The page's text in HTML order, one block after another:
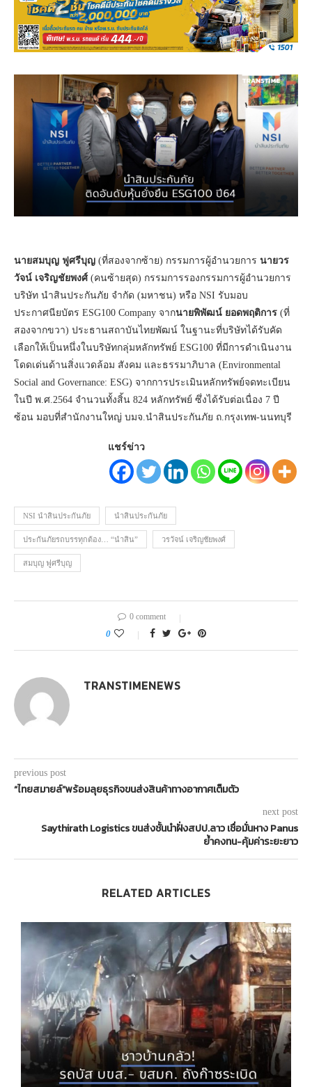
นายสมบุญ ฟูศรีบุญ (ที่สองจากซ้าย) กรรมการผู้อำนวยการ นายวร
วัจน์ เจริญชัยพงศ์(คนซ้ายสุด) กรรมการรองกรรมการผู้อำนวยการ
บริษัท นำสินประกันภัย จำกัด (มหาชน) หรือ NSI รับมอบ
ประกาศนียบัตร ESG100 Company จากนายพิพัฒน์ ยอดพฤติการ (ที่
สองจากขวา) ประธานสถาบันไทยพัฒน์ ในฐานะที่บริษัทได้รับคัด
เลือกให้เป็นหนึ่งในบริษัทกลุ่มหลักทรัพย์ ESG100 ที่มีการดำเนินงาน
โดดเด่นด้านสิ่งแวดล้อม สังคม และธรรมาภิบาล (Environmental
Social and Governance: ESG) จากการประเมินหลักทรัพย์จดทะเบียน
ในปี พ.ศ.2564 จำนวนทั้งสิ้น 824 หลักทรัพย์ ซึ่งได้รับต่อเนื่อง 7 ปี
ซ้อน มอบที่สำนักงานใหญ่ บมจ.นำสินประกันภัย ถ.กรุงเทพ-นนทบุรี
แชร์ข่าว
NSI นำสินประกันภัย นำสินประกันภัย
ประกันภัยรถบรรทุกต้อง… “นำสิน” วรวัจน์ เจริญชัยพงศ์
สมบุญ ฟูศรีบุญ
0 comment
0
TRANSTIMENEWS
previous post
“ไทยสมายล์”พร้อมลุยธุรกิจขนส่งสินค้าทางอากาศเต็มตัว
next post
Saythirath Logistics ขนส่งชั้นนำฝั่งสปป.ลาว เชื่อมั่นหาง Panus
ย้ำคงทน-คุ้มค่าระยะยาว
RELATED ARTICLES